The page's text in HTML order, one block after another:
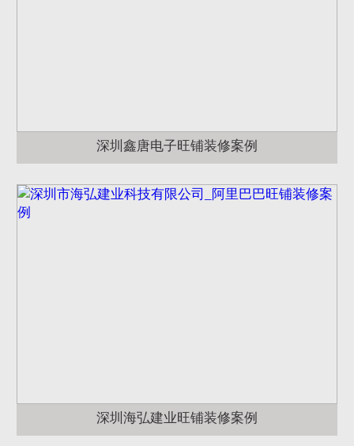
深圳鑫唐电子旺铺装修案例
深圳海弘建业旺铺装修案例